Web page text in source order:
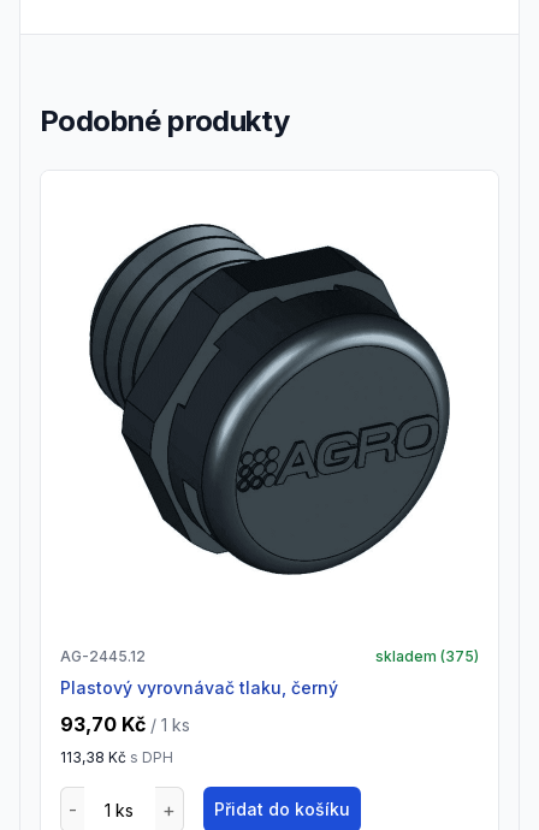
Podobné produkty
AG-2445.12 skladem (375)
Plastový vyrovnávač tlaku, černý
93,70 Kč / 1 ks
113,38 Kč s DPH
Přidat do košíku